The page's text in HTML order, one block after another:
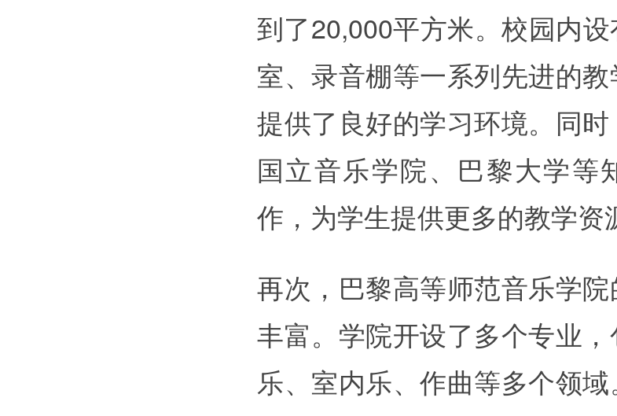
到了20,000平方米。校园内
室、录音棚等一系列先进的
提供了良好的学习环境。同
国立音乐学院、巴黎大学等
作，为学生提供更多的教学资
再次，巴黎高等师范音乐学
丰富。学院开设了多个专业
乐、室内乐、作曲等多个领